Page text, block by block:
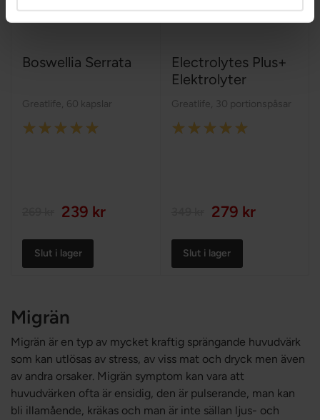
Boswellia Serrata
Greatlife 60 kapslar
Rating:
239 kr
Slut i lager
Electrolytes Plus+
Elektrolyter
Greatlife 30 portionspåsar
Rating:
279 kr
Slut i lager
Migrän
Migrän är en typ av mycket kraftig sprängande huvudvärk
som kan utlösas av stress, av viss mat och dryck men även
av andra orsaker. Migrän symptom kan vara att
huvudvärken ofta är ensidig, den är pulserande, man kan
bli illamående, kräkas och man är inte sällan ljus- och